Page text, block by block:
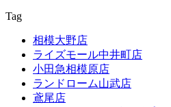
Tag
相模大野店
ライズモール中井町店
小田急相模原店
ランドローム山武店
鳶尾店